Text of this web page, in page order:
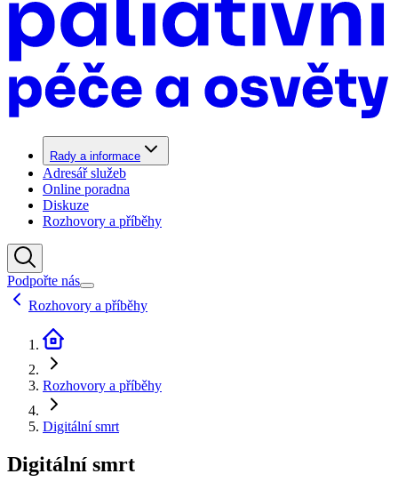
Rady a informace
Adresář služeb
Online poradna
Diskuze
Rozhovory a příběhy
Podpořte nás
Rozhovory a příběhy
Rozhovory a příběhy
Digitální smrt
Digitální smrt